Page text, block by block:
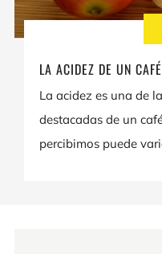
LA ACIDEZ DE UN CAFÉ
La acidez es una de
destacadas de un
percibimos puede